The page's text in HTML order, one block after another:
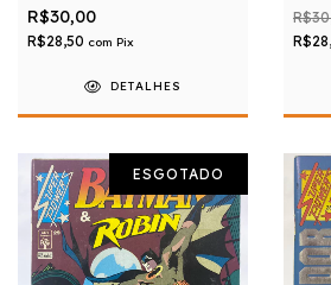
R$30,00
R$28,50 com Pix
DETALHES
ESGOTADO